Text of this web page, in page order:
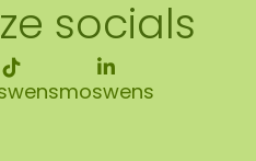
socials
moswens